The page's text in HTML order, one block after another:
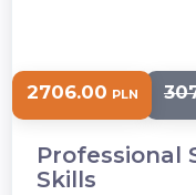
Professional
Skills
2706.00 PLN